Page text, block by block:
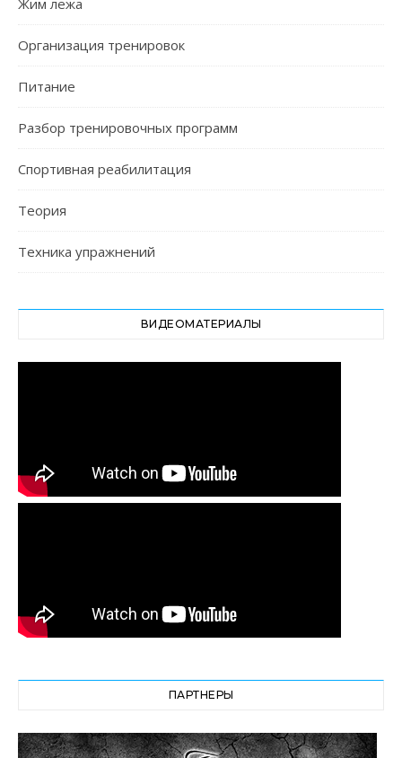
Жим лежа
Организация тренировок
Питание
Разбор тренировочных программ
Спортивная реабилитация
Теория
Техника упражнений
ВИДЕОМАТЕРИАЛЫ
ПАРТНЕРЫ